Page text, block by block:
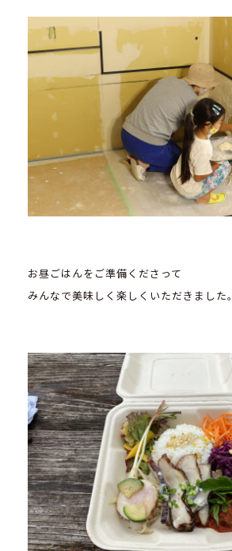
お昼ごはんをご準備くださって
みんなで美味しく楽しくいただきました。